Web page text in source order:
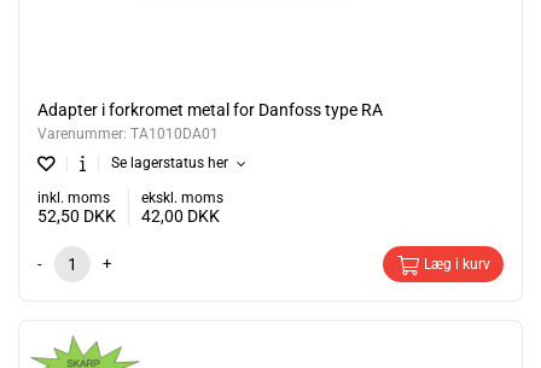
Adapter i forkromet metal for Danfoss type RA
Varenummer: TA1010DA01
Se lagerstatus her
inkl. moms
52,50 DKK
ekskl. moms
42,00 DKK
- + Læg i kurv